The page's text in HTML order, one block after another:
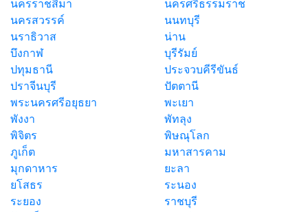
นครราชสีมา
นครศรีธรรมราช
นครสวรรค์
นนทบุรี
นราธิวาส
น่าน
บึงกาฬ
บุรีรัมย์
ปทุมธานี
ประจวบคีรีขันธ์
ปราจีนบุรี
ปัตตานี
พระนครศรีอยุธยา
พะเยา
พังงา
พัทลุง
พิจิตร
พิษณุโลก
ภูเก็ต
มหาสารคาม
มุกดาหาร
ยะลา
ยโสธร
ระนอง
ระยอง
ราชบุรี